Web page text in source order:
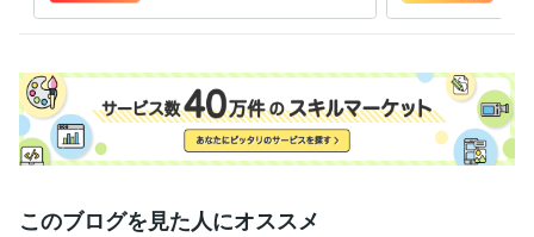
保育士 取得年 : 1986年
ホームヘルパー2級 取得年 : 2003年
いま
このブログを見た人にオススメ